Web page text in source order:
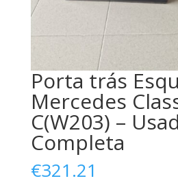
Porta trás
Mercedes
C(W203) –
Completa
€321.21